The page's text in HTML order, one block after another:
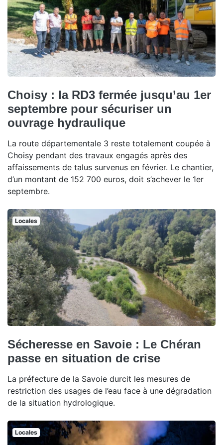
Choisy : la RD3 fermée jusqu’au 1er
septembre pour sécuriser un
ouvrage hydraulique
La route départementale 3 reste totalement coupée à
Choisy pendant des travaux engagés après des
affaissements de talus survenus en février. Le chantier,
d’un montant de 152 700 euros, doit s’achever le 1er
septembre.
Locales
Sécheresse en Savoie : Le Chéran
passe en situation de crise
La préfecture de la Savoie durcit les mesures de
restriction des usages de l’eau face à une dégradation
de la situation hydrologique.
Locales